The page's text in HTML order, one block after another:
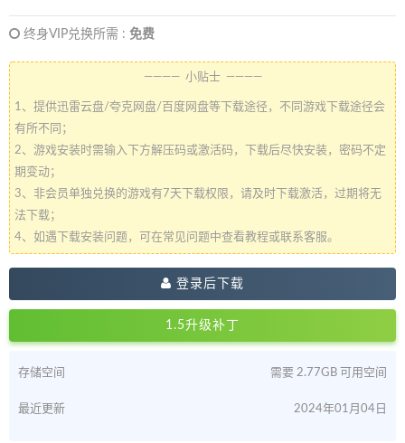
终身VIP兑换所需 : 免费
———— 小贴士 ————
1、提供迅雷云盘/夸克网盘/百度网盘等下载途径，不同游戏下载途径会
有所不同；
2、游戏安装时需输入下方解压码或激活码，下载后尽快安装，密码不定
期变动；
3、非会员单独兑换的游戏有7天下载权限，请及时下载激活，过期将无
法下载；
4、如遇下载安装问题，可在常见问题中查看教程或联系客服。
登录后下载
1.5升级补丁
存储空间 需要 2.77GB 可用空间
最近更新 2024年01月04日